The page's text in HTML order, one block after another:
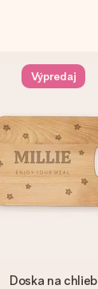
Výpredaj
Doska na chlieb